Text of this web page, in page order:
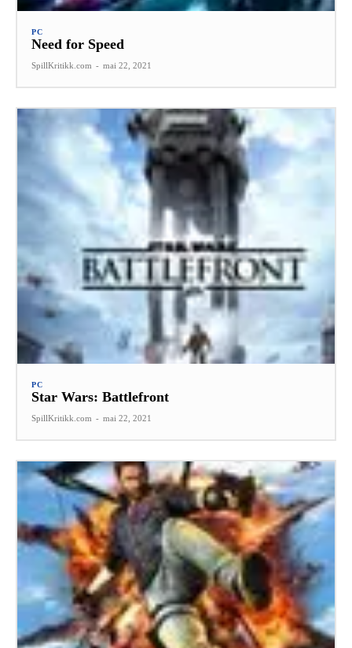
PC
Need for Speed
SpillKritikk.com - mai 22, 2021
PC
Star Wars: Battlefront
SpillKritikk.com - mai 22, 2021